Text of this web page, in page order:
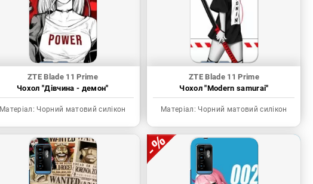
ZTE Blade 11 Prime
Чохол "Дівчина - демон"
Матеріал: Чорний матовий силікон
ZTE Blade 11 Prime
Чохол "Modern samurai"
Матеріал: Чорний матовий силікон